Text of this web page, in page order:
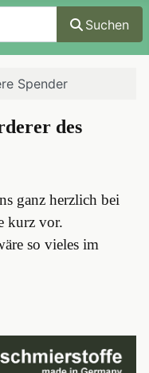
Suchen
Spender
des
ganz herzlich bei
kurz vor.
so vieles im